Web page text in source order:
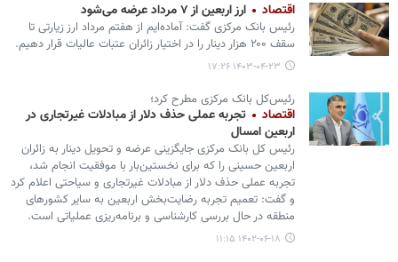
اقتصاد ارز اربعین از ۷ مرداد عرضه می‌شود
رئیس‌ بانک مرکزی گفت: آماده‌ایم از هفتم مرداد ارز زیارتی تا
سقف ۲۰۰ هزار دینار را در اختیار زائران عتبات عالیات قرار دهیم.
۱۴۰۳-۰۴-۲۳ ۱۷:۲۶
رئیس‌کل بانک مرکزی مطرح کرد؛
اقتصاد
تجربه عملی حذف دلار از مبادلات غیرتجاری در
اربعین امسال
رئیس‌ کل بانک مرکزی جایگزینی عرضه و تحویل دینار به زائران
اربعین حسینی را که برای نخستین‌بار با موفقیت انجام شد،
تجربه عملی حذف دلار از مبادلات غیرتجاری و سیاحتی اعلام کرد
و گفت: تعمیم تجربه رضایت‌بخش اربعین به سایر کشورهای
منطقه در حال بررسی کارشناسی و برنامه‌ریزی عملیاتی است.
۱۴۰۲-۰۶-۱۸ ۱۱:۱۵